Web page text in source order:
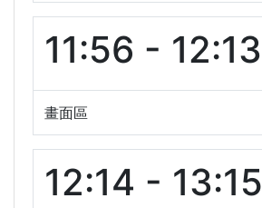
11:56 - 12:13
畫面區
12:14 - 13:15